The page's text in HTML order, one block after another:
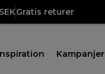
Gratis returer
Kampanjer